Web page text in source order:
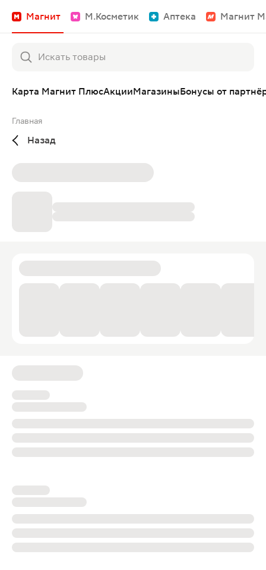
Магнит М.Косметик Аптека Магнит
Карта Магнит ПлюсАкцииМагазиныБонусы от
Главная
Назад